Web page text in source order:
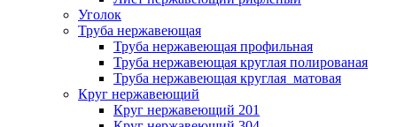
Уголок
Труба нержавеющая
Труба нержавеющая профильная
Труба нержавеющая круглая полированая
Труба нержавеющая круглая матовая
Круг нержавеющий
Круг нержавеющий 201